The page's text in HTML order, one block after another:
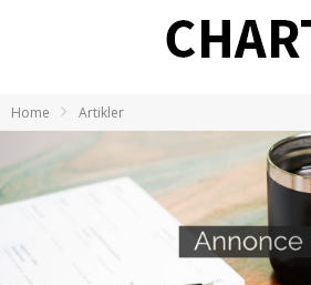
Home Artikler